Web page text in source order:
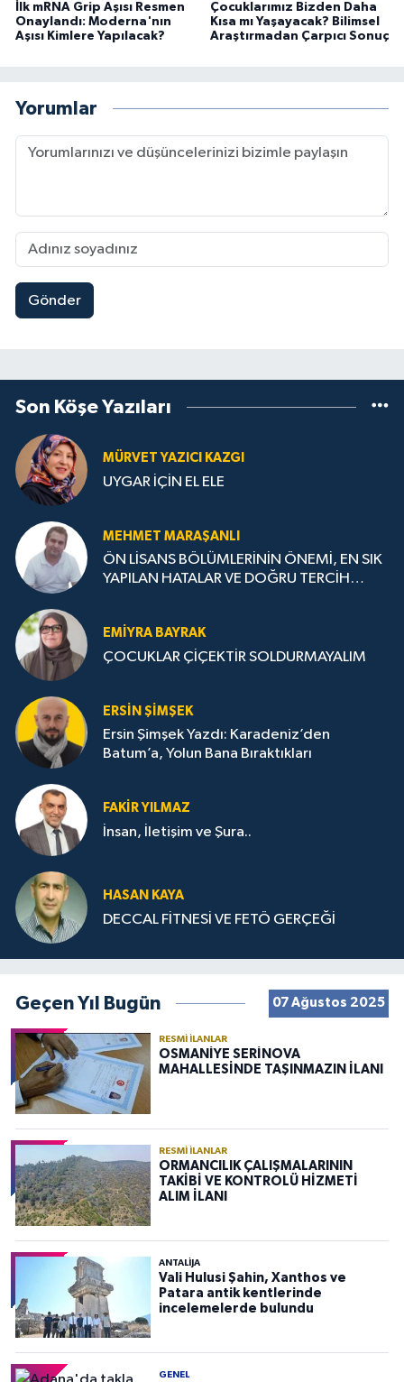
İlk mRNA Grip Aşısı Resmen
Onaylandı: Moderna'nın
Aşısı Kimlere Yapılacak?
Çocuklarımız Bizden Daha
Kısa mı Yaşayacak? Bilimsel
Araştırmadan Çarpıcı Sonuç
Yorumlar
Gönder
Son Köşe Yazıları
MÜRVET YAZICI KAZGI
UYGAR İÇİN EL ELE
MEHMET MARAŞANLI
ÖN LİSANS BÖLÜMLERİNİN ÖNEMİ, EN SIK
YAPILAN HATALAR VE DOĞRU TERCİH
EMIYRA BAYRAK
ÇOCUKLAR ÇİÇEKTİR SOLDURMAYALIM
ERSIN ŞIMŞEK
Ersin Şimşek Yazdı: Karadeniz’den
Batum’a, Yolun Bana Bıraktıkları
FAKIR YILMAZ
İnsan, İletişim ve Şura..
HASAN KAYA
DECCAL FİTNESİ VE FETÖ GERÇEĞİ
Geçen Yıl Bugün 07 Ağustos 2025
RESMI İLANLAR
OSMANİYE SERİNOVA
MAHALLESİNDE TAŞINMAZIN İLANI
RESMI İLANLAR
ORMANCILIK ÇALIŞMALARININ
TAKİBİ VE KONTROLÜ HİZMETİ
ALIM İLANI
ANTALIJA
Vali Hulusi Şahin, Xanthos ve
Patara antik kentlerinde
incelemelerde bulundu
GENEL